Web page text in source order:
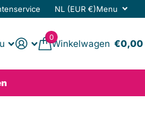
NL (EUR €)Menu
Winkelwagen
0
€0,00